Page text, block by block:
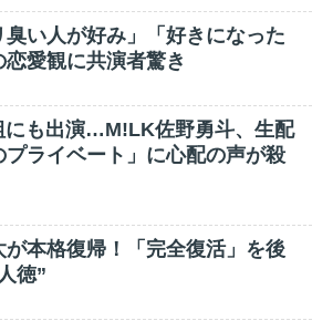
い人が好み」「好きになった
愛観に共演者驚き
も出演…M!LK佐野勇斗、生配
ライベート」に心配の声が殺
本格復帰！「完全復活」を後
徳”